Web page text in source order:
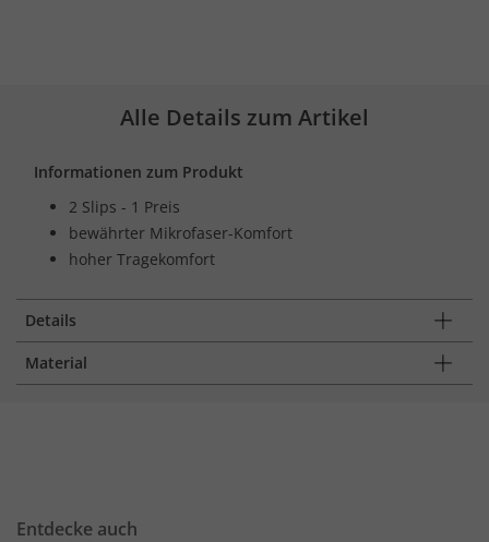
Alle Details zum Artikel
Informationen zum Produkt
2 Slips - 1 Preis
bewährter Mikrofaser-Komfort
hoher Tragekomfort
Details
Material
Entdecke auch